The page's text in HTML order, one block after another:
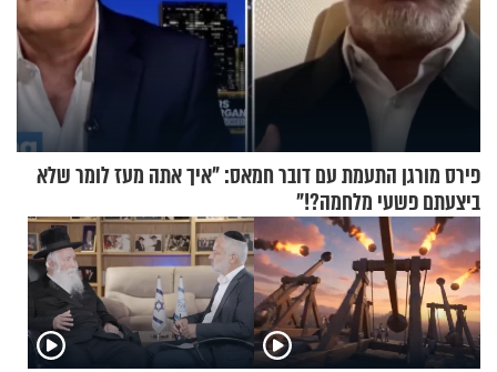
פירס מורגן התעמת עם דובר חמאס: "איך אתה מעז לומר שלא
ביצעתם פשעי מלחמה?!"